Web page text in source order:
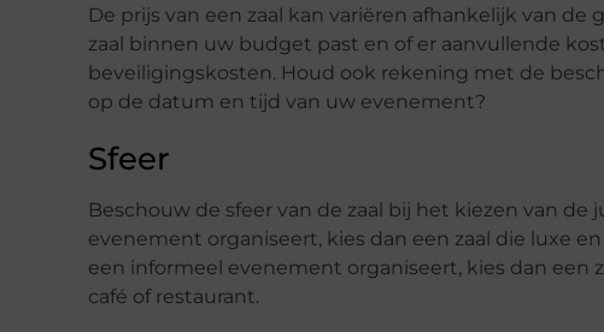
De prijs van een zaal kan variëren afhankelijk van
zaal binnen uw budget past en of er aanvullende
beveiligingskosten. Houd ook rekening met de
op de datum en tijd van uw evenement?
Sfeer
Beschouw de sfeer van de zaal bij het kiezen van
evenement organiseert, kies dan een zaal die luxe
een informeel evenement organiseert, kies dan een
café of restaurant.